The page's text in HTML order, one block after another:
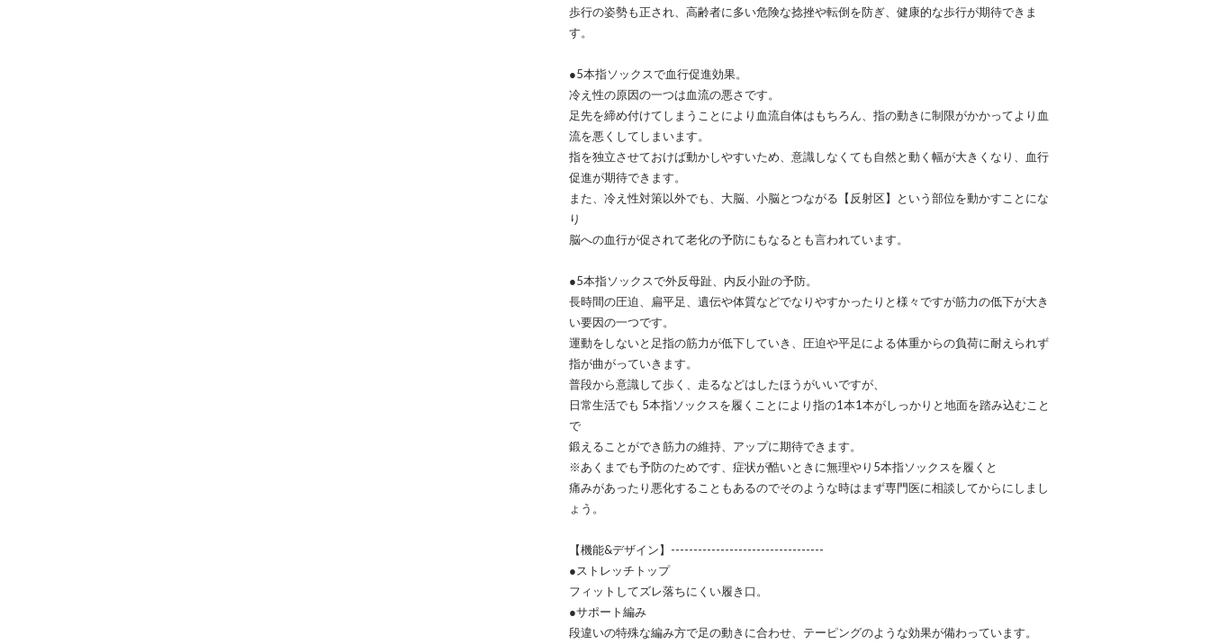
歩行の姿勢も正され、高齢者に多い危険な捻挫や転倒を防ぎ、健康的な歩行が期待できま
す。
●5本指ソックスで血行促進効果。
冷え性の原因の一つは血流の悪さです。
足先を締め付けてしまうことにより血流自体はもちろん、指の動きに制限がかかってより血
流を悪くしてしまいます。
指を独立させておけば動かしやすいため、意識しなくても自然と動く幅が大きくなり、血行
促進が期待できます。
また、冷え性対策以外でも、大脳、小脳とつながる【反射区】という部位を動かすことにな
り
脳への血行が促されて老化の予防にもなるとも言われています。
●5本指ソックスで外反母趾、内反小趾の予防。
長時間の圧迫、扁平足、遺伝や体質などでなりやすかったりと様々ですが筋力の低下が大き
い要因の一つです。
運動をしないと足指の筋力が低下していき、圧迫や平足による体重からの負荷に耐えられず
指が曲がっていきます。
普段から意識して歩く、走るなどはしたほうがいいですが、
日常生活でも 5本指ソックスを履くことにより指の1本1本がしっかりと地面を踏み込むこと
で
鍛えることができ筋力の維持、アップに期待できます。
※あくまでも予防のためです、症状が酷いときに無理やり5本指ソックスを履くと
痛みがあったり悪化することもあるのでそのような時はまず専門医に相談してからにしまし
ょう。
【機能&デザイン】----------------------------------
●ストレッチトップ
フィットしてズレ落ちにくい履き口。
●サポート編み
段違いの特殊な編み方で足の動きに合わせ、テーピングのような効果が備わっています。